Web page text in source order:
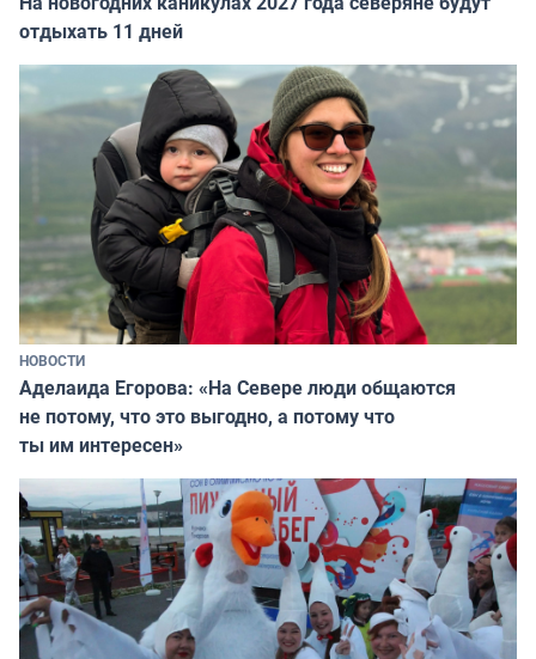
отдыхать 11 дней
НОВОСТИ
Аделаида Егорова: «На Севере люди общаются
не потому, что это выгодно, а потому что
ты им интересен»